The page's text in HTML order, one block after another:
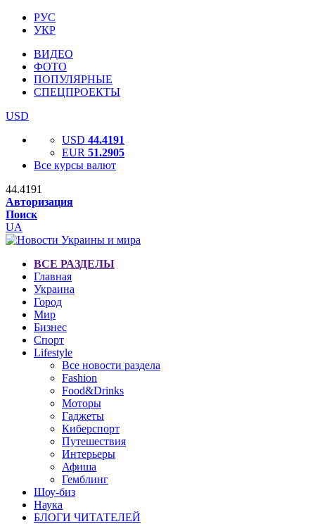
РУС
УКР
ВИДЕО
ФОТО
ПОПУЛЯРНЫЕ
СПЕЦПРОЕКТЫ
USD
USD 44.4191
EUR 51.2905
Все курсы валют
44.4191
Авторизация
Поиск
UA
ВСЕ РАЗДЕЛЫ
Главная
Украина
Город
Мир
Бизнес
Спорт
Lifestyle
Все новости раздела
Fashion
Food&Drinks
Моторы
Гаджеты
Киберспорт
Путешествия
Интерьеры
Афиша
Гемблинг
Шоу-биз
Наука
БЛОГИ ЧИТАТЕЛЕЙ